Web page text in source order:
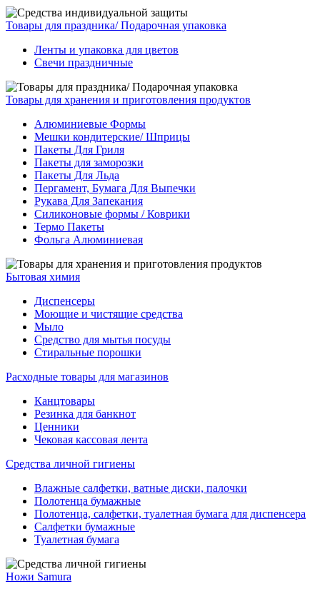
Товары для праздника/ Подарочная упаковка
Ленты и упаковка для цветов
Свечи праздничные
Товары для хранения и приготовления продуктов
Алюминиевые Формы
Мешки кондитерские/ Шприцы
Пакеты Для Гриля
Пакеты для заморозки
Пакеты Для Льда
Пергамент, Бумага Для Выпечки
Рукава Для Запекания
Силиконовые формы / Коврики
Термо Пакеты
Фольга Алюминиевая
Бытовая химия
Диспенсеры
Моющие и чистящие средства
Мыло
Средство для мытья посуды
Стиральные порошки
Расходные товары для магазинов
Канцтовары
Резинка для банкнот
Ценники
Чековая кассовая лента
Средства личной гигиены
Влажные салфетки, ватные диски, палочки
Полотенца бумажные
Полотенца, салфетки, туалетная бумага для диспенсера
Салфетки бумажные
Туалетная бумага
Ножи Samura